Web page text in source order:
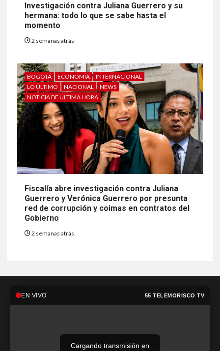
Investigación contra Juliana Guerrero y su
hermana: todo lo que se sabe hasta el
momento
2 semanas atrás
BOGOTÁ ECONOMÍA
INTERNACIONAL
LO ÚLTIMO
NACIONAL
NEWS
NOTICIA DE ULTIMA HORA
Fiscalía abre investigación contra Juliana
Guerrero y Verónica Guerrero por presunta
red de corrupción y coimas en contratos del
Gobierno
2 semanas atrás
EN VIVO 55 TELEMORISCO TV
Cargando transmisión en